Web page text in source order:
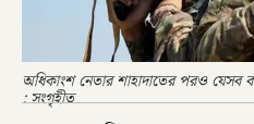
অধিকাংশ নেতার শাহাদাতের পরও যেসব
: সংগৃহীত